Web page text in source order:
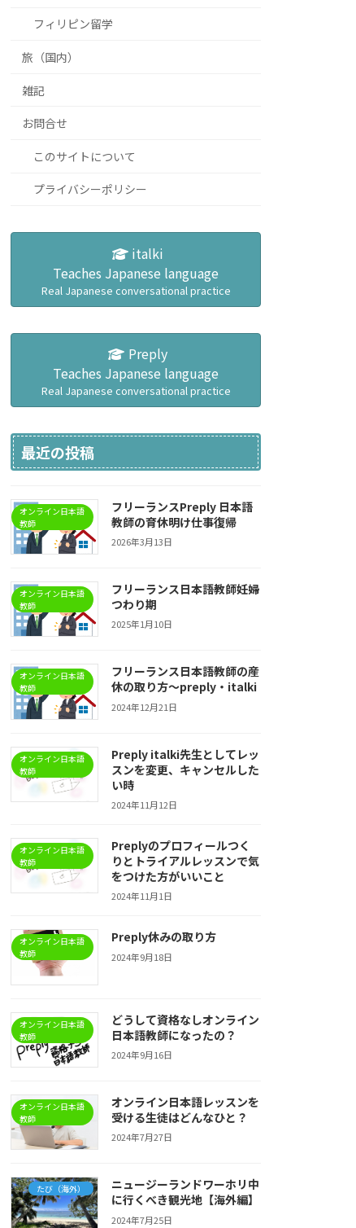
フィリピン留学
旅（国内）
雑記
お問合せ
このサイトについて
プライバシーポリシー
italki
Teaches Japanese language
Real Japanese conversational practice
Preply
Teaches Japanese language
Real Japanese conversational practice
最近の投稿
オンライン日本語
教師
フリーランスPreply 日本語
教師の育休明け仕事復帰
2026年3月13日
オンライン日本語
教師
フリーランス日本語教師妊婦
つわり期
2025年1月10日
オンライン日本語
教師
フリーランス日本語教師の産
休の取り方〜preply・italki
2024年12月21日
オンライン日本語
教師
Preply italki先生としてレッ
スンを変更、キャンセルした
い時
2024年11月12日
オンライン日本語
教師
Preplyのプロフィールつく
りとトライアルレッスンで気
をつけた方がいいこと
2024年11月1日
オンライン日本語
教師
Preply休みの取り方
2024年9月18日
オンライン日本語
教師
どうして資格なしオンライン
日本語教師になったの？
2024年9月16日
オンライン日本語
教師
オンライン日本語レッスンを
受ける生徒はどんなひと？
2024年7月27日
たび（海外）
ニュージーランドワーホリ中
に行くべき観光地【海外編】
2024年7月25日